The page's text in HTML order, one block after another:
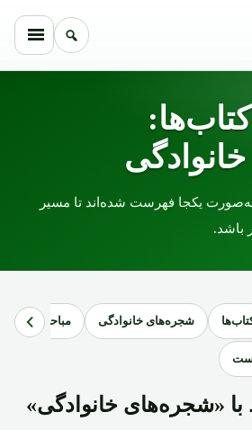
یکجا فهرست شده‌اند تا مسیر
باشد.
شجره‌های خانوادگی مباحث مربوط
«شجره‌های خانوادگی»